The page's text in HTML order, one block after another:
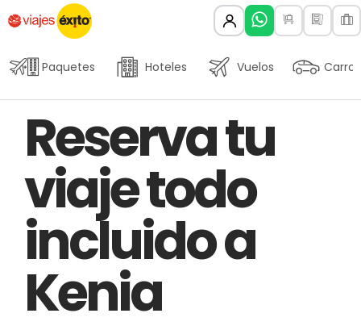
Paquetes Hoteles Vuelos Carros
IN:
Reserva tu
viaje todo
incluido a
Kenia
on: